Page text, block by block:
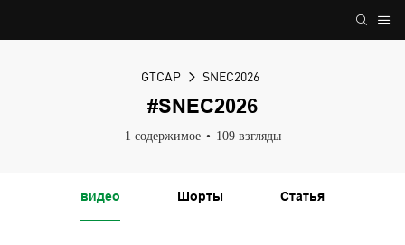
GTCAP SNEC2026
#SNEC2026
1 содержимое 109 взгляды
видео Шорты Статья